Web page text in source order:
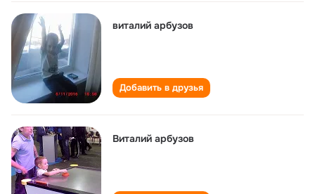
виталий арбузов
Добавить в друзья
Виталий арбузов